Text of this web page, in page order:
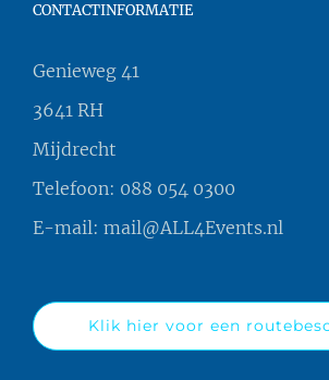
CONTACTINFORMATIE
Genieweg 41
3641 RH
Mijdrecht
Telefoon: 088 054 0300
E-mail: mail@ALL4Events.nl
Klik hier voor een